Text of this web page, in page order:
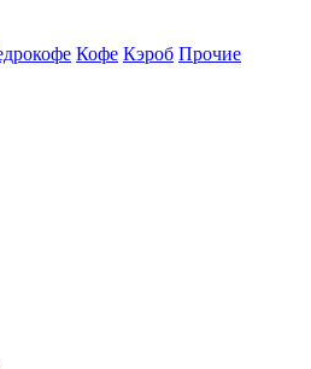
Кофе Кэроб Прочие